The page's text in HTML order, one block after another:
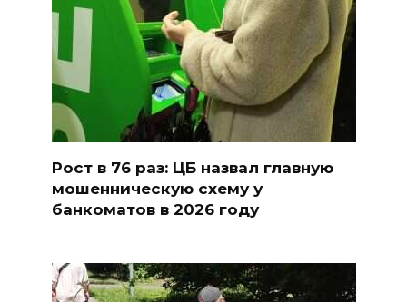
Рост в 76 раз: ЦБ назвал главную
мошенническую схему у
банкоматов в 2026 году